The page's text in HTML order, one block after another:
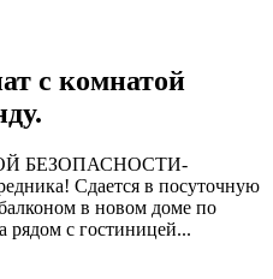
с комнатой
БЕЗОПАСНОСТИ-
Сдается в посуточную
в новом доме по
рядом с гостиницей...